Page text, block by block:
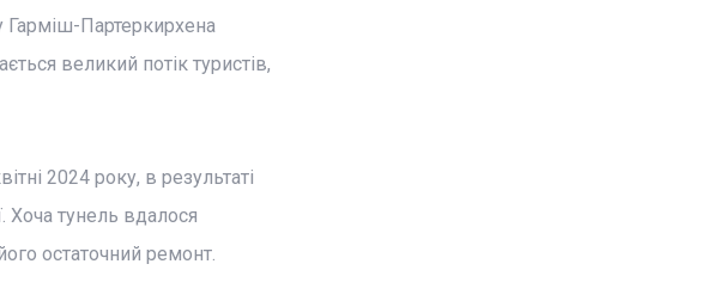
Гарміш-Партеркирхена
великий потік туристів,
2024 року, в результаті
Хоча тунель вдалося
остаточний ремонт.